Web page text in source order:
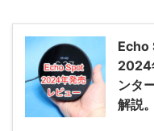
Echo
2024
ンタ
解説。